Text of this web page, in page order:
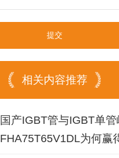
相关内容推荐
国产IGBT管与IGBT单管
FHA75T65V1DL为何赢